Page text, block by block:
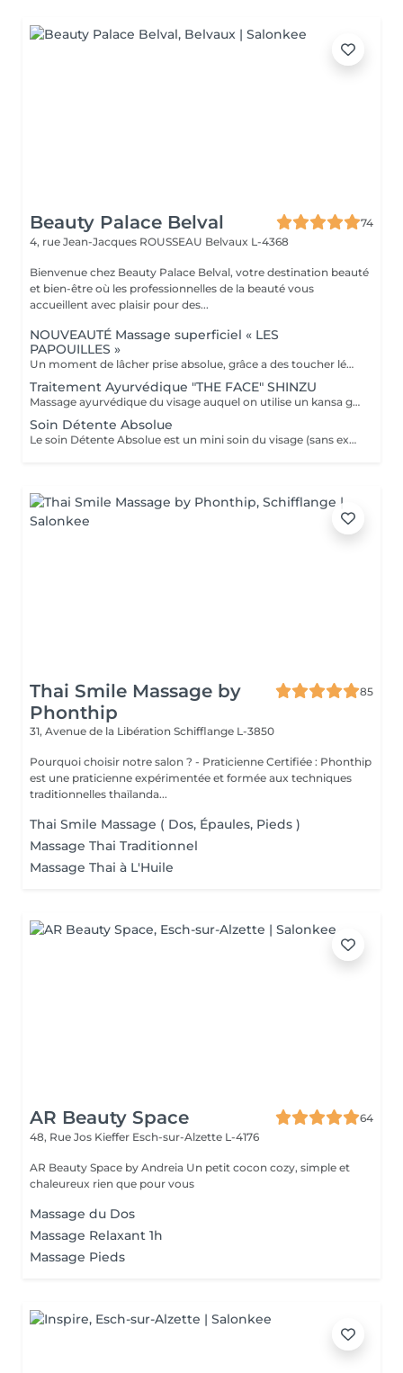
Beauty Palace Belval
74
4, rue Jean-Jacques ROUSSEAU Belvaux L-4368
Bienvenue chez Beauty Palace Belval, votre destination beauté
et bien-être où les professionnelles de la beauté vous
accueillent avec plaisir pour des...
NOUVEAUTÉ Massage superficiel « LES
PAPOUILLES »
Un moment de lâcher prise absolue, grâce a des toucher léger axé sur la caresse et le frisson agréable. A l'aide de plumes, de mains expertes et d'ustensiles soigneusement choisis, ce massage superficiel invite à un voyage sensoriel. Subtil pour apaiser le mental, relâcher les tensions émotionnelles se reconnecter à son corps en toute douceur. Idéal pour les personnes aimant les papouilles.
Traitement Ayurvédique "THE FACE" SHINZU
Massage ayurvédique du visage auquel on utilise un kansa guérisseur de L'Inde. Celui-ci permet de rééquilibrer les énergies au corps, agit sur des points d'acupression pour améliorer la circulation, détendre les muscles, drainer, anti-stresse et raffermir l'ovale du visage. Résultats: *Détente *Peau lumineuse *Amélioration du tonus musculaire *Diminution des tensions faciales *Améliore les maux de tête *Anti-stress *Draine
Soin Détente Absolue
Le soin Détente Absolue est un mini soin du visage (sans extraction des points noirs) et un massage du corps d'une durée totale de 1h30. On commence par un massage relaxant sur la face arrière, jambes puis dos. Face avant mini soin visage (nettoyant + gommage #FACE PERFECTION) massage du décolleté, du visage et pendant la pose du masque, on effectue un massage relaxant sur les jambes et pieds. Un soin cocooning tout en douceur.
Thai Smile Massage by
Phonthip
85
31, Avenue de la Libération Schifflange L-3850
Pourquoi choisir notre salon ? - Praticienne Certifiée : Phonthip
est une praticienne expérimentée et formée aux techniques
traditionnelles thaïlanda...
Thai Smile Massage ( Dos, Épaules, Pieds )
Massage Thai Traditionnel
Massage Thai à L'Huile
AR Beauty Space
64
48, Rue Jos Kieffer Esch-sur-Alzette L-4176
AR Beauty Space by Andreia Un petit cocon cozy, simple et
chaleureux rien que pour vous
Massage du Dos
Massage Relaxant 1h
Massage Pieds